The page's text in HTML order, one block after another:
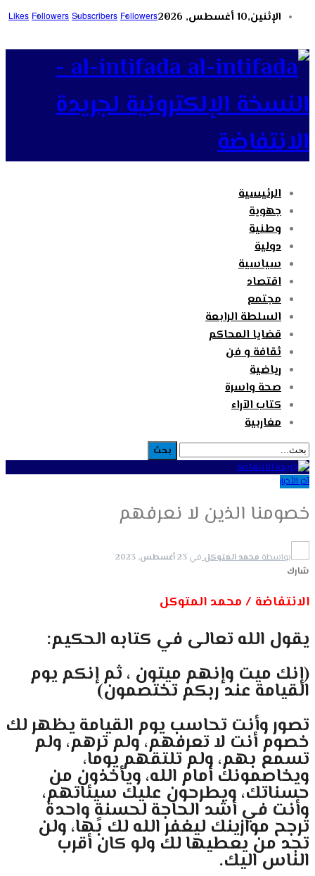
Likes Followers Subscribers Followers الإثنين,10 أغسطس, 2026
al-intifada -
النسخة الإلكترونية لجريدة
الانتفاضة
الرئيسية
جهوية
وطنية
دولية
سياسية
اقتصاد
مجتمع
السلطة الرابعة
قضايا المحاكم
ثقافة و فن
رياضية
صحة واسرة
كتاب الآراء
مغاربية
آخر الأخبار
خصومنا الذين لا نعرفهم
بواسطةمحمد المتوكل في 23 أغسطس, 2023
شارك
الانتفاضة / محمد المتوكل
يقول الله تعالى في كتابه الحكيم:
(إنك ميت وإنهم ميتون ، ثم إنكم يوم
القيامة عند ربكم تختصمون)
تصور وأنت تحاسب يوم القيامة يظهر لك
خصوم أنت لا تعرفهم، ولم ترهم، ولم
تسمع بهم، ولم تلتقهم يوما،
ويخاصمونك أمام الله، ويأخذون من
حسناتك، ويطرحون عليك سيئاتهم،
وأنت في أشد الحاجة لحسنةٍ واحدة
ترجح موازينك ليغفر الله لك بها، ولن
تجد من يعطيها لك ولو كان أقرب
الناس اليك.